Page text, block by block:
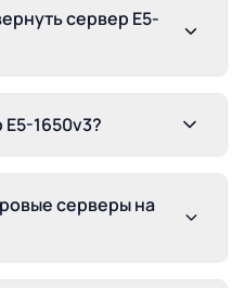
сервер E5-
1650v3?
серверы на